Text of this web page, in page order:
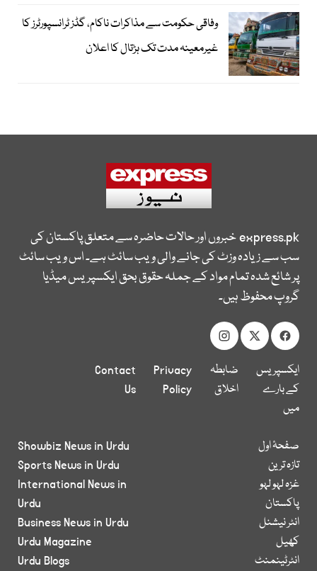
وفاقی حکومت سے مذاکرات ناکام، گڈز ٹرانسپورٹرز کا
غیرمعینہ مدت تک ہڑتال کا اعلان
express.pkخبروں اور حالات حاضرہ سے متعلق پاکستان کی
سب سے زیادہ وزٹ کی جانے والی ویب سائٹ ہے۔ اس ویب سائٹ
پر شائع شدہ تمام مواد کے جملہ حقوق بحق ایکسپریس میڈیا
گروپ محفوظ ہیں۔
ایکسپریس
کے بارے
میں
ضابطہ
اخلاق
Privacy
Policy
Contact
Us
صفحۂ اول
تازہ ترین
غزہ لہو لہو
پاکستان
انٹر نیشنل
کھیل
انٹرٹینمنٹ
Showbiz News in Urdu
Sports News in Urdu
International News in
Urdu
Business News in Urdu
Urdu Magazine
Urdu Blogs